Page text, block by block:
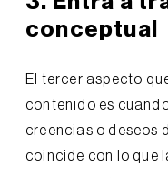
conceptual
El tercer aspecto
contenido es
creencias o deseos
coincide con lo que